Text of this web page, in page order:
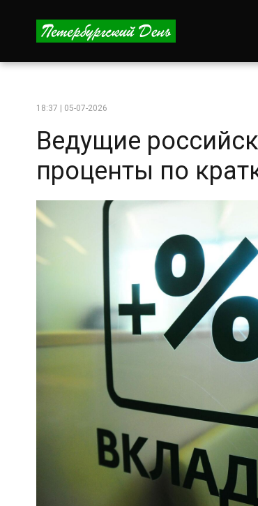
18:37 | 05-07-2026
Ведущие
проценты по